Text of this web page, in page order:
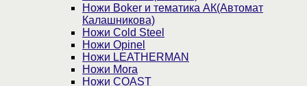
Ножи Boker и тематика АК(Автомат
Калашникова)
Ножи Cold Steel
Ножи Opinel
Ножи LEATHERMAN
Ножи Mora
Ножи COAST